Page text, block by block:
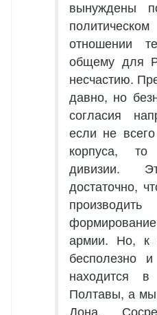
вынуждены
отношении
общему для
несчастию.
давно, но
согласия
если не
корпуса,
дивизии.
достаточно,
армии. Но, к
бесполезно
находится
Полтавы, а мы
Дона.